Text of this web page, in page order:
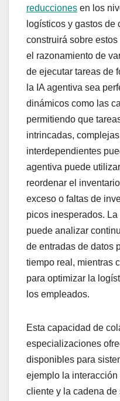
reducciones en los
logísticos y gastos
construirá sobre
el razonamiento de
de ejecutar tareas de
la IA agentiva sea
dinámicos como las
permitiendo que
intrincadas,
interdependientes
agentiva puede
reordenar el
exceso o faltas de
picos inesperados.
puede analizar
de entradas de datos
tiempo real, mientras
para optimizar la
los empleados.
Esta capacidad de
especializaciones
disponibles para
ejemplo la interacción
cliente y la cadena